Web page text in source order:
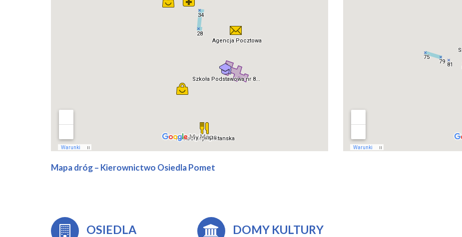
Mapa dróg – Kierownictwo Osiedla Pomet
OSIEDLA DOMY KULTURY